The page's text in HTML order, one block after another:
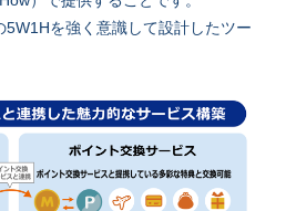
5W1Hを強く意識して設計したツー